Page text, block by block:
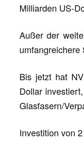
Milliarden US-
Außer der
umfangreichere
Bis jetzt hat
Dollar
Glasfasern/
Investition von